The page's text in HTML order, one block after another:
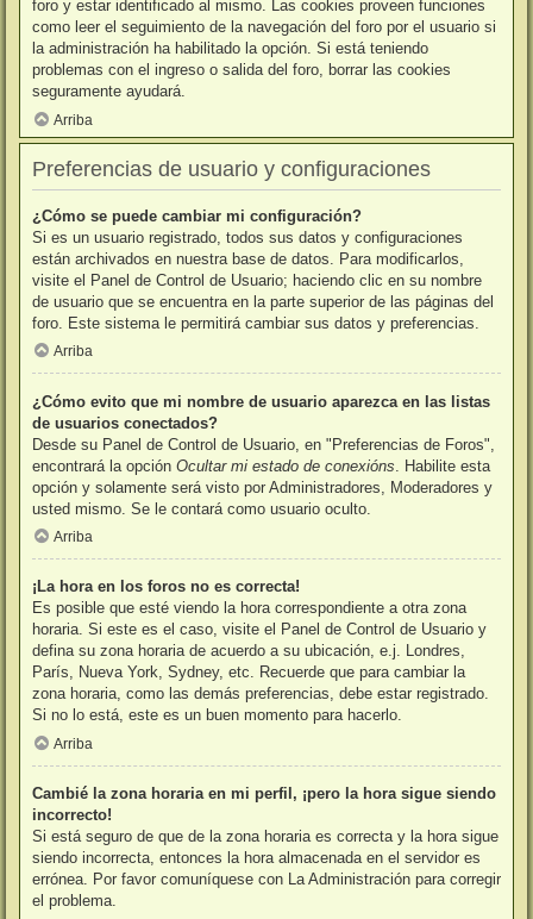
foro y estar identificado al mismo. Las cookies proveen funciones
como leer el seguimiento de la navegación del foro por el usuario si
la administración ha habilitado la opción. Si está teniendo
problemas con el ingreso o salida del foro, borrar las cookies
seguramente ayudará.
Arriba
Preferencias de usuario y configuraciones
¿Cómo se puede cambiar mi configuración?
Si es un usuario registrado, todos sus datos y configuraciones
están archivados en nuestra base de datos. Para modificarlos,
visite el Panel de Control de Usuario; haciendo clic en su nombre
de usuario que se encuentra en la parte superior de las páginas del
foro. Este sistema le permitirá cambiar sus datos y preferencias.
Arriba
¿Cómo evito que mi nombre de usuario aparezca en las listas
de usuarios conectados?
Desde su Panel de Control de Usuario, en "Preferencias de Foros",
encontrará la opción Ocultar mi estado de conexións . Habilite esta
opción y solamente será visto por Administradores, Moderadores y
usted mismo. Se le contará como usuario oculto.
Arriba
¡La hora en los foros no es correcta!
Es posible que esté viendo la hora correspondiente a otra zona
horaria. Si este es el caso, visite el Panel de Control de Usuario y
defina su zona horaria de acuerdo a su ubicación, e.j. Londres,
París, Nueva York, Sydney, etc. Recuerde que para cambiar la
zona horaria, como las demás preferencias, debe estar registrado.
Si no lo está, este es un buen momento para hacerlo.
Arriba
Cambié la zona horaria en mi perfil, ¡pero la hora sigue siendo
incorrecto!
Si está seguro de que de la zona horaria es correcta y la hora sigue
siendo incorrecta, entonces la hora almacenada en el servidor es
errónea. Por favor comuníquese con La Administración para corregir
el problema.